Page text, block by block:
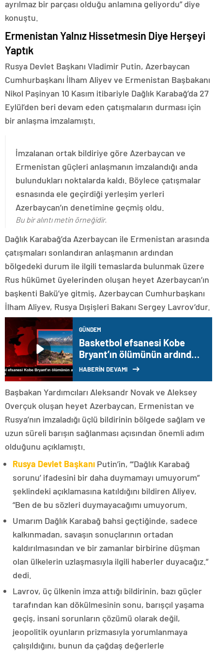
ayrılmaz bir parçası olduğu anlamına geliyordu” diye
konuştu.
Ermenistan Yalnız Hissetmesin Diye Herşeyi
Yaptık
Rusya Devlet Başkanı Vladimir Putin, Azerbaycan
Cumhurbaşkanı İlham Aliyev ve Ermenistan Başbakanı
Nikol Paşinyan 10 Kasım itibariyle Dağlık Karabağ’da 27
Eylül’den beri devam eden çatışmaların durması için
bir anlaşma imzalamıştı.
İmzalanan ortak bildiriye göre Azerbaycan ve
Ermenistan güçleri anlaşmanın imzalandığı anda
bulundukları noktalarda kaldı. Böylece çatışmalar
esnasında ele geçirdiği yerleşim yerleri
Azerbaycan’ın denetimine geçmiş oldu.
Bu bir alıntı metin örneğidir.
Dağlık Karabağ’da Azerbaycan ile Ermenistan arasında
çatışmaları sonlandıran anlaşmanın ardından
bölgedeki durum ile ilgili temaslarda bulunmak üzere
Rus hükümet üyelerinden oluşan heyet Azerbaycan’ın
başkenti Bakü’ye gitmiş, Azerbaycan Cumhurbaşkanı
İlham Aliyev, Rusya Dışişleri Bakanı Sergey Lavrov’dur.
GÜNDEM
Basketbol efsanesi Kobe
Bryant’ın ölümünün ardından
4 yıl geçti
HABERİN DEVAMI
Başbakan Yardımcıları Aleksandr Novak ve Aleksey
Overçuk oluşan heyet Azerbaycan, Ermenistan ve
Rusya’nın imzaladığı üçlü bildirinin bölgede sağlam ve
uzun süreli barışın sağlanması açısından önemli adım
olduğunu açıklamıştı.
Rusya Devlet Başkanı Putin’in, “‘Dağlık Karabağ
sorunu’ ifadesini bir daha duymamayı umuyorum”
şeklindeki açıklamasına katıldığını bildiren Aliyev,
“Ben de bu sözleri duymayacağımı umuyorum.
Umarım Dağlık Karabağ bahsi geçtiğinde, sadece
kalkınmadan, savaşın sonuçlarının ortadan
kaldırılmasından ve bir zamanlar birbirine düşman
olan ülkelerin uzlaşmasıyla ilgili haberler duyacağız.”
dedi.
Lavrov, üç ülkenin imza attığı bildirinin, bazı güçler
tarafından kan dökülmesinin sonu, barışçıl yaşama
geçiş, insani sorunların çözümü olarak değil,
jeopolitik oyunların prizmasıyla yorumlanmaya
çalışıldığını, bunun da çağdaş değerlerle